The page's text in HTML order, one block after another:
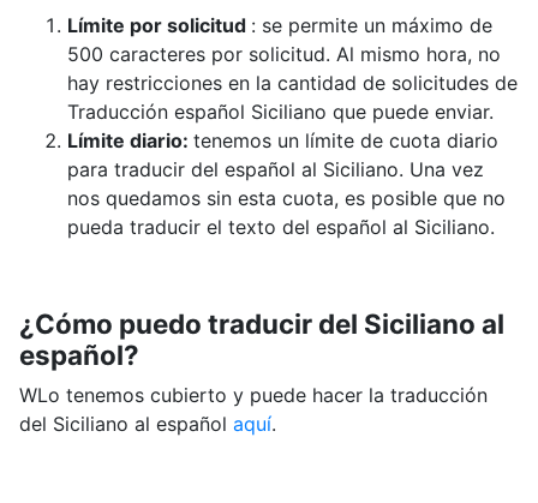
Límite por solicitud : se permite un máximo de
500 caracteres por solicitud. Al mismo hora, no
hay restricciones en la cantidad de solicitudes de
Traducción español Siciliano que puede enviar.
Límite diario: tenemos un límite de cuota diario
para traducir del español al Siciliano. Una vez
nos quedamos sin esta cuota, es posible que no
pueda traducir el texto del español al Siciliano.
¿Cómo puedo traducir del Siciliano al
español?
WLo tenemos cubierto y puede hacer la traducción
del Siciliano al español aquí.